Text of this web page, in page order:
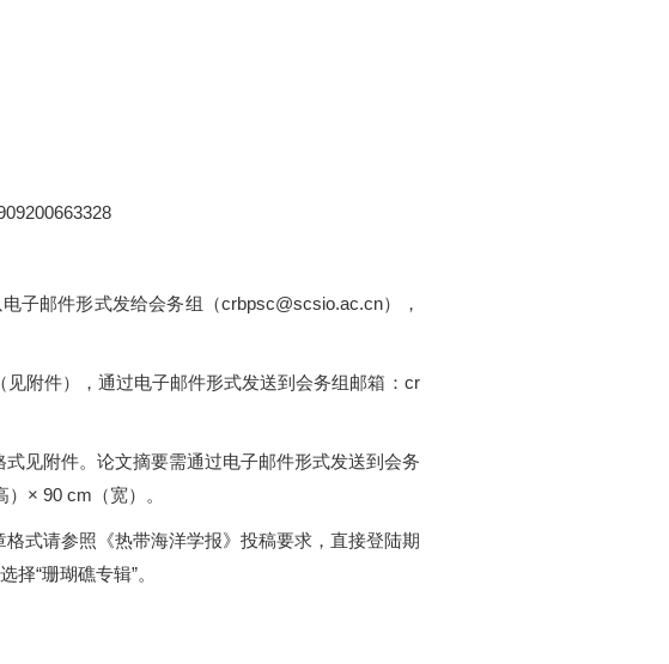
邮件形式发给会务组（crbpsc@scsio.ac.cn），
附件），通过电子邮件形式发送到会务组邮箱：cr
见附件。论文摘要需通过电子邮件形式发送到会务
× 90 cm（宽）。
式请参照《热带海洋学报》投稿要求，直接登陆期
择“珊瑚礁专辑”。